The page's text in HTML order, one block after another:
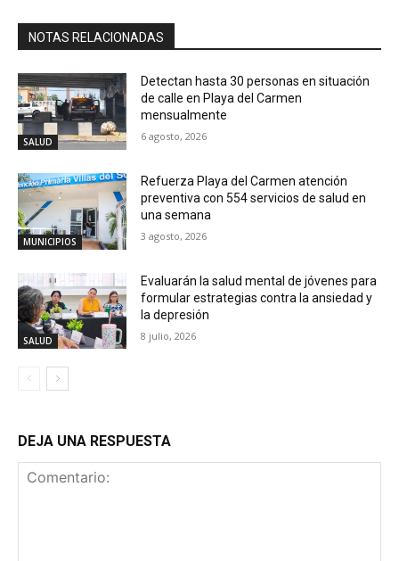
NOTAS RELACIONADAS
SALUD
Detectan hasta 30 personas en situación
de calle en Playa del Carmen
mensualmente
6 agosto, 2026
MUNICIPIOS
Refuerza Playa del Carmen atención
preventiva con 554 servicios de salud en
una semana
3 agosto, 2026
SALUD
Evaluarán la salud mental de jóvenes para
formular estrategias contra la ansiedad y
la depresión
8 julio, 2026
DEJA UNA RESPUESTA